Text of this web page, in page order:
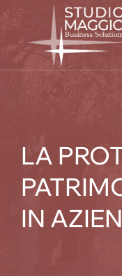
content
LA
IN